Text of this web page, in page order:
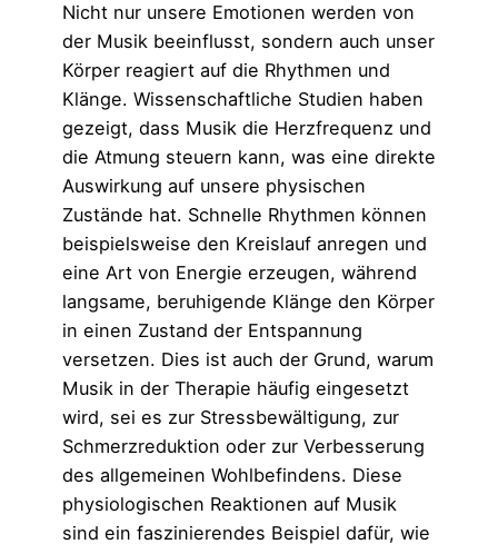
Nicht nur unsere Emotionen werden von
der Musik beeinflusst, sondern auch unser
Körper reagiert auf die Rhythmen und
Klänge. Wissenschaftliche Studien haben
gezeigt, dass Musik die Herzfrequenz und
die Atmung steuern kann, was eine direkte
Auswirkung auf unsere physischen
Zustände hat. Schnelle Rhythmen können
beispielsweise den Kreislauf anregen und
eine Art von Energie erzeugen, während
langsame, beruhigende Klänge den Körper
in einen Zustand der Entspannung
versetzen. Dies ist auch der Grund, warum
Musik in der Therapie häufig eingesetzt
wird, sei es zur Stressbewältigung, zur
Schmerzreduktion oder zur Verbesserung
des allgemeinen Wohlbefindens. Diese
physiologischen Reaktionen auf Musik
sind ein faszinierendes Beispiel dafür, wie